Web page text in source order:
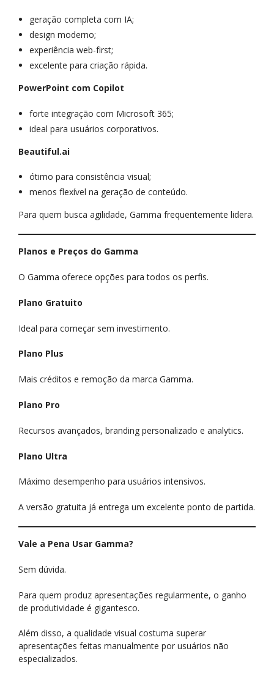
geração completa com IA;
design moderno;
experiência web-first;
excelente para criação rápida.
PowerPoint com Copilot
forte integração com Microsoft 365;
ideal para usuários corporativos.
Beautiful.ai
ótimo para consistência visual;
menos flexível na geração de conteúdo.
Para quem busca agilidade, Gamma frequentemente lidera.
Planos e Preços do Gamma
O Gamma oferece opções para todos os perfis.
Plano Gratuito
Ideal para começar sem investimento.
Plano Plus
Mais créditos e remoção da marca Gamma.
Plano Pro
Recursos avançados, branding personalizado e analytics.
Plano Ultra
Máximo desempenho para usuários intensivos.
A versão gratuita já entrega um excelente ponto de partida.
Vale a Pena Usar Gamma?
Sem dúvida.
Para quem produz apresentações regularmente, o ganho
de produtividade é gigantesco.
Além disso, a qualidade visual costuma superar
apresentações feitas manualmente por usuários não
especializados.